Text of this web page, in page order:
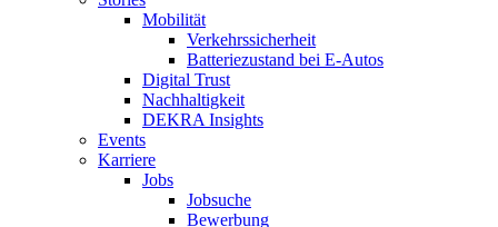
Mobilität
Verkehrssicherheit
Batteriezustand bei E-Autos
Digital Trust
Nachhaltigkeit
DEKRA Insights
Events
Karriere
Jobs
Jobsuche
Bewerbung